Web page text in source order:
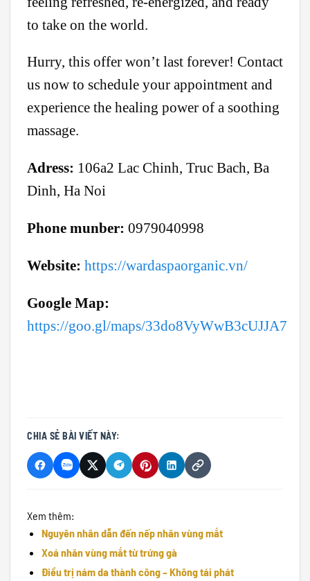
to take on the world.
Hurry, this offer won’t last forever! Contact
us now to schedule your appointment and
experience the healing power of a soothing
massage.
Adress: 106a2 Lac Chinh, Truc Bach, Ba
Dinh, Ha Noi
Phone munber: 0979040998
Website: https://wardaspaorganic.vn/
Google Map:
https://goo.gl/maps/33do8VyWwB3cUJJA7
CHIA SẺ BÀI VIẾT NÀY:
Xem thêm:
Nguyên nhân dẫn đến nếp nhăn vùng mắt
Xoá nhăn vùng mắt từ trứng gà
Điều trị nám da thành công – Không tái phát